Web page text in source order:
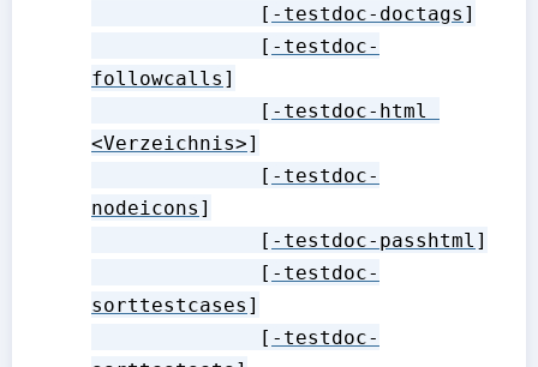
              [
-testdoc-doctags ]
              [
-testdoc-
followcalls ]
              [
-testdoc-html
<Verzeichnis>]
              [
-testdoc-
nodeicons ]
              [
-testdoc-passhtml ]
              [
-testdoc-
sorttestcases ]
              [
-testdoc-